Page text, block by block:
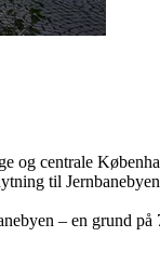
og centrale
til
– en grund